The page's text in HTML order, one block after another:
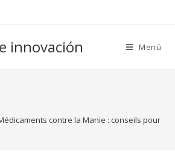
innovación Menú
contre la Manie : conseils pour